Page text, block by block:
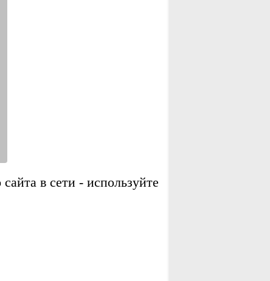
в сети - используйте